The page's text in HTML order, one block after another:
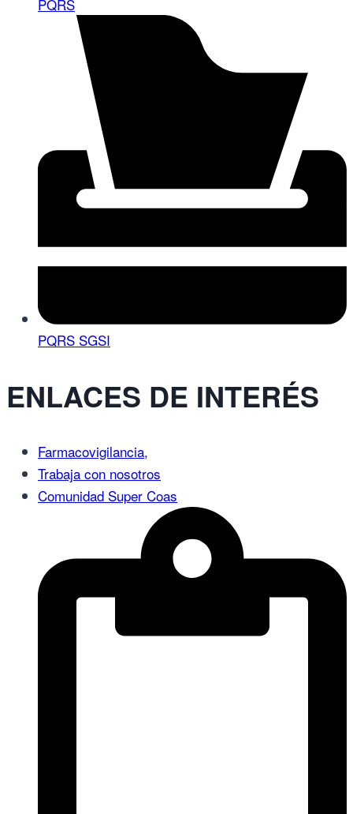
PQRS
PQRS SGSI
ENLACES DE INTERÉS
Farmacovigilancia,
Trabaja con nosotros
Comunidad Super Coas